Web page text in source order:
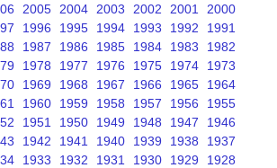
2005 2004 2003 2002 2001
2000
1996 1995 1994 1993 1992
1991
1987 1986 1985 1984 1983
1982
1978 1977 1976 1975 1974
1973
1969 1968 1967 1966 1965
1964
1960 1959 1958 1957 1956
1955
1951 1950 1949 1948 1947
1946
1942 1941 1940 1939 1938
1937
1933 1932 1931 1930 1929
1928